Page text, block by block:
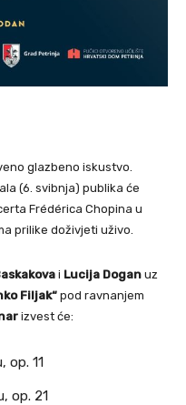
glazbeno iskustvo.
(6. svibnja) publika će
Frédérica Chopina u
prilike doživjeti uživo.
i Lucija Dogan uz
Filjak“pod ravnanjem
izvest će:
op. 11
op. 21